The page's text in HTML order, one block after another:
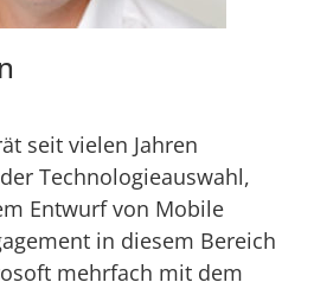
seit vielen Jahren
Technologieauswahl,
Entwurf von Mobile
in diesem Bereich
mehrfach mit dem